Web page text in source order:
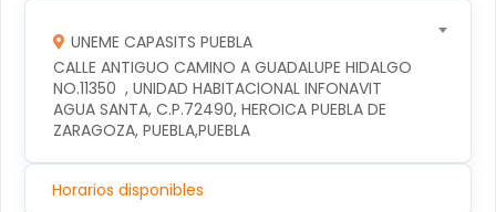
UNEME CAPASITS PUEBLA
CALLE ANTIGUO CAMINO A GUADALUPE HIDALGO
NO.11350  , UNIDAD HABITACIONAL INFONAVIT
AGUA SANTA, C.P.72490, HEROICA PUEBLA DE
ZARAGOZA, PUEBLA,PUEBLA
Horarios disponibles